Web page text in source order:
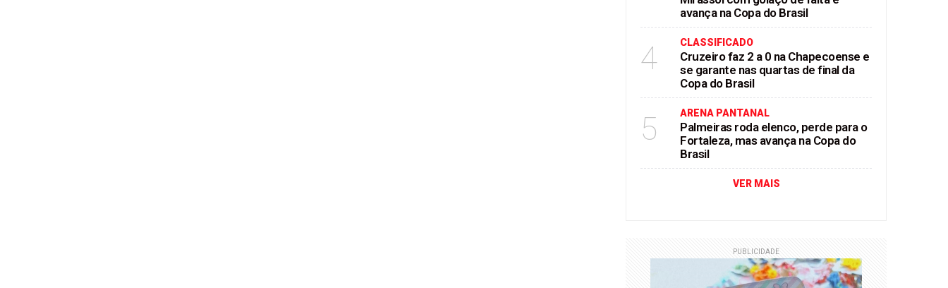
avança na Copa do Brasil
4 CLASSIFICADO
Cruzeiro faz 2 a 0 na Chapecoense e
se garante nas quartas de final da
Copa do Brasil
5 ARENA PANTANAL
Palmeiras roda elenco, perde para o
Fortaleza, mas avança na Copa do
Brasil
VER MAIS
PUBLICIDADE